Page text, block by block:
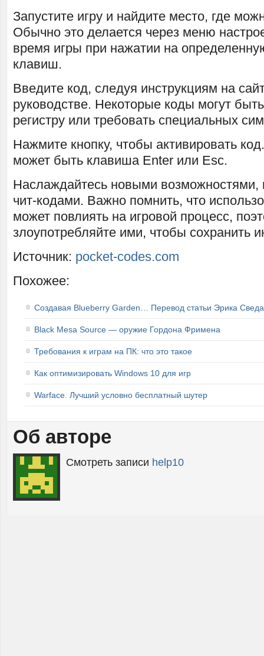
Запустите игру и найдите место, где
Обычно это делается через меню
время игры при нажатии на
клавиш.
Введите код, следуя инструкциям на
руководстве. Некоторые коды могут
регистру или требовать специальных
Нажмите кнопку, чтобы активировать
может быть клавиша Enter или Esc.
Наслаждайтесь новыми возможностями,
чит-кодами. Важно помнить, что
может повлиять на игровой процесс,
злоупотребляйте ими, чтобы сохранить
Источник: pocket-codes.com
Похожее:
Создавая Blueberry Garden… Перевод статьи Эрика
Black Mesa Source — оружие Гордона Фримена
Требования к играм на ПК: что это такое
Как оптимизировать Windows 10 для игр
Warface. Лучший условно бесплатный шутер
Об авторе
Смотреть записи help10